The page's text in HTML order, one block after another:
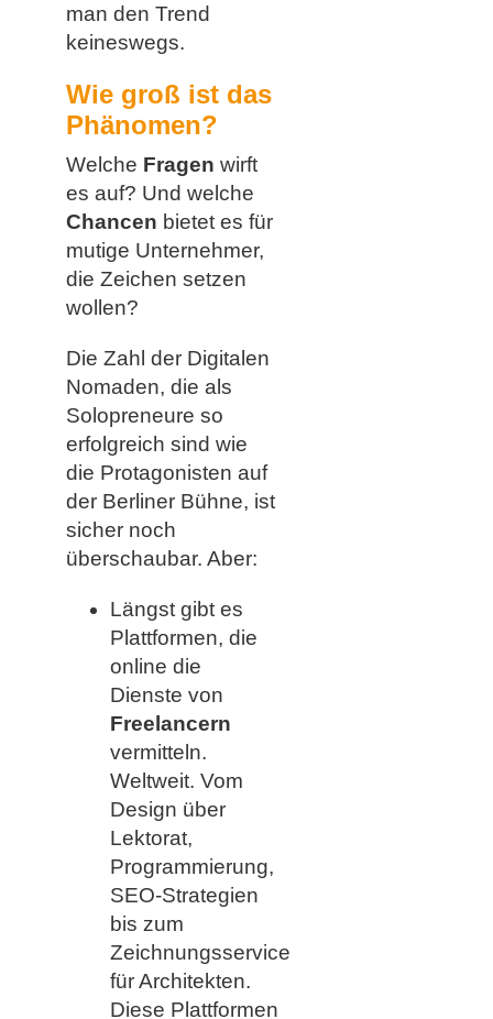
man den Trend
keineswegs.
Wie groß ist das
Phänomen?
Welche Fragen wirft
es auf? Und welche
Chancen bietet es für
mutige Unternehmer,
die Zeichen setzen
wollen?
Die Zahl der Digitalen
Nomaden, die als
Solopreneure so
erfolgreich sind wie
die Protagonisten auf
der Berliner Bühne, ist
sicher noch
überschaubar. Aber:
Längst gibt es
Plattformen, die
online die
Dienste von
Freelancern
vermitteln.
Weltweit. Vom
Design über
Lektorat,
Programmierung,
SEO-Strategien
bis zum
Zeichnungsservice
für Architekten.
Diese Plattformen